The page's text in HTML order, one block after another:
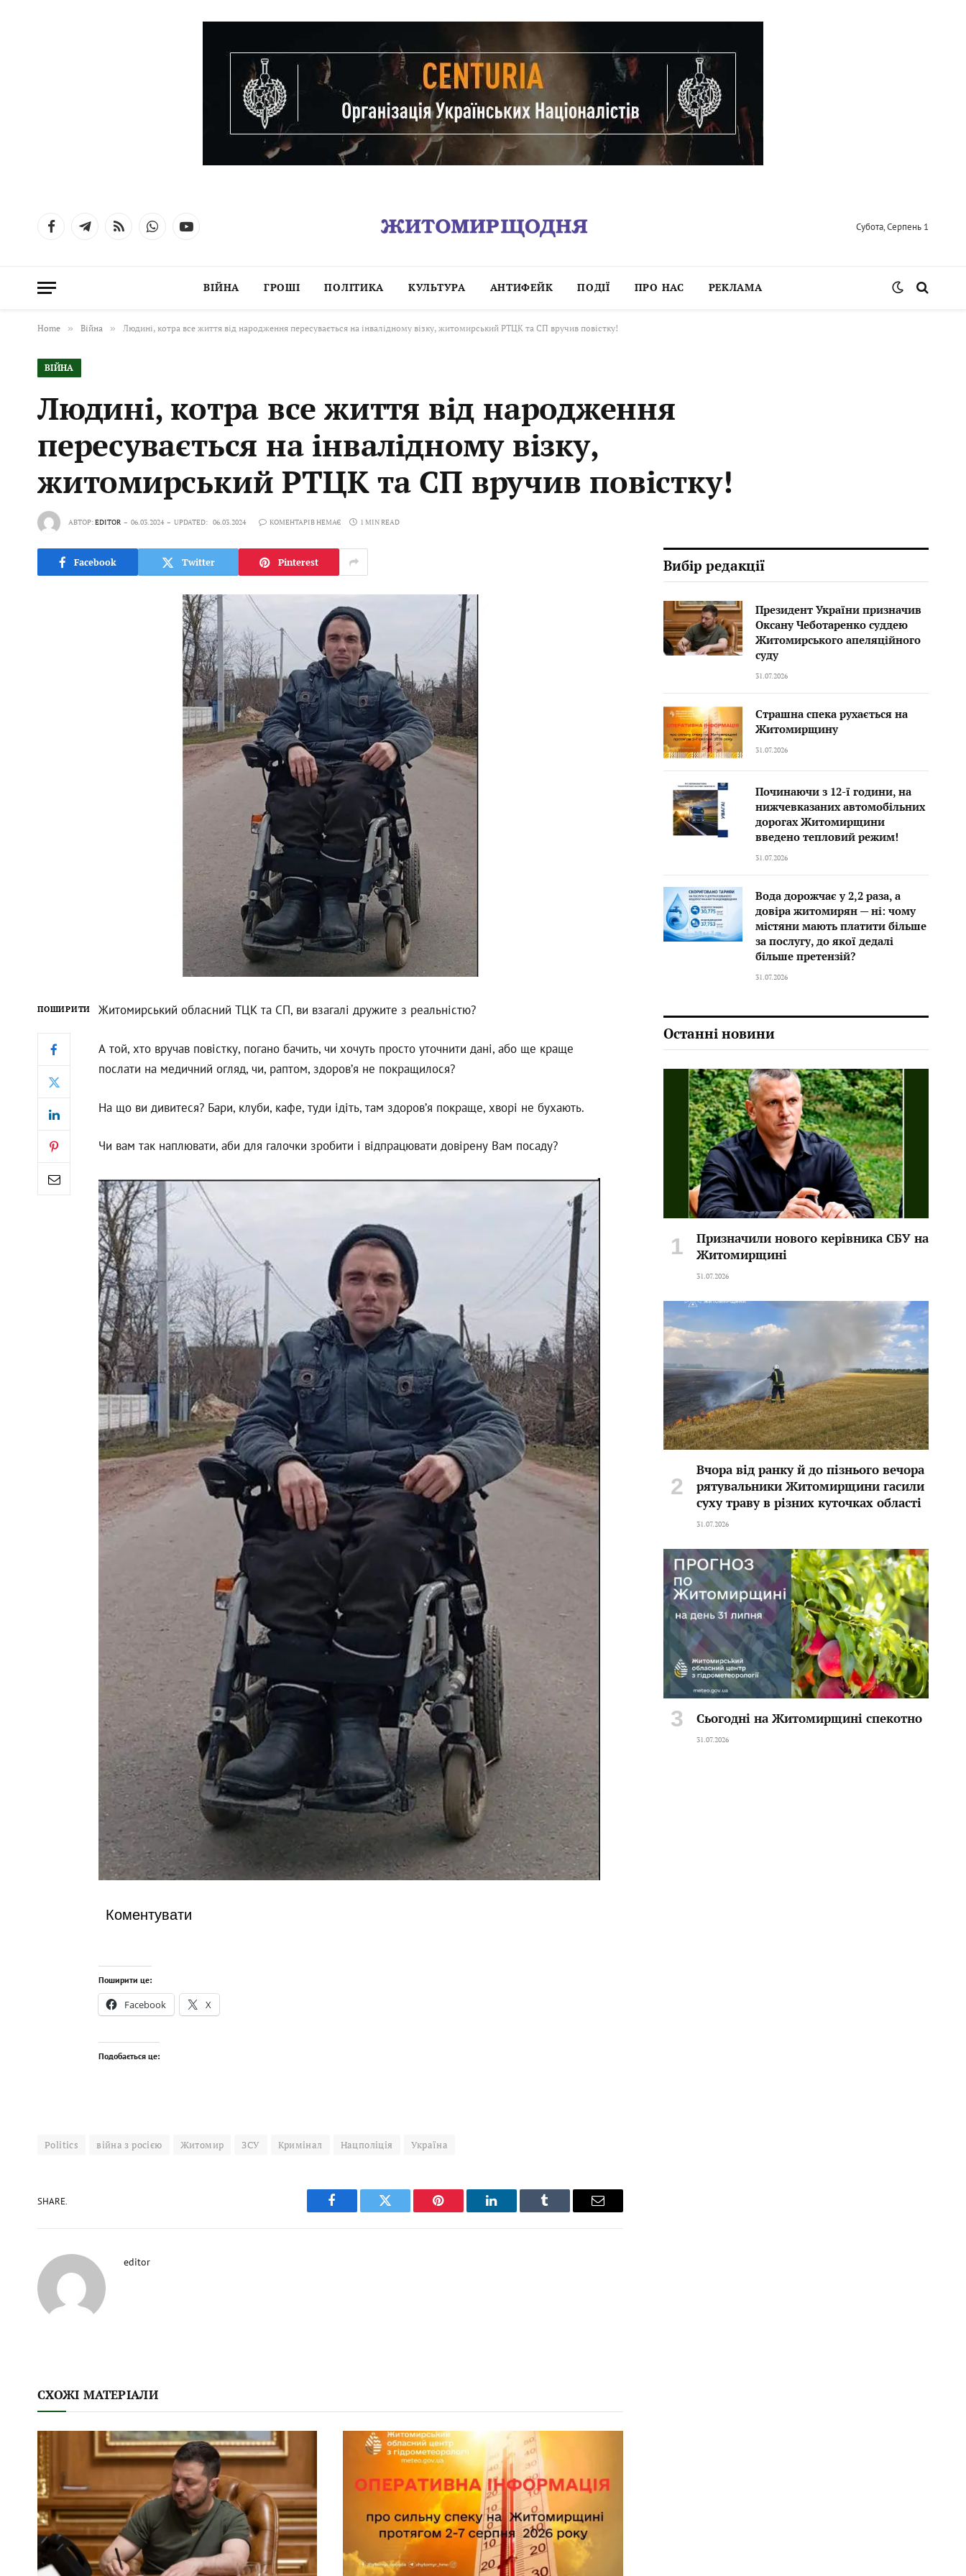
FacebookTelegramRSS WhatsAppYouTube Субота, Серпень 1
ВІЙНА ГРОШІ ПОЛІТИКА КУЛЬТУРА АНТИФЕЙК ПОДІЇ ПРО НАС РЕКЛАМА
Home » Війна » Людині, котра все життя від народження пересувається на інвалідному візку, житомирський РТЦК та СП вручив повістку!
ВІЙНА
Людині, котра все життя від народження
пересувається на інвалідному візку,
житомирський РТЦК та СП вручив повістку!
АВТОР:EDITOR 06.03.2024 UPDATED: 06.03.2024 КОМЕНТАРІВ НЕМАЄ 1 MIN READ
Facebook Twitter Pinterest
ПОШИРИТИ Житомирський обласний ТЦК та СП, ви взагалі дружите з реальністю?
А той, хто вручав повістку, погано бачить, чи хочуть просто уточнити дані, або ще краще
послати на медичний огляд, чи, раптом, здоров’я не покращилося?
На що ви дивитеся? Бари, клуби, кафе, туди ідіть, там здоров’я покраще, хворі не бухають.
Чи вам так наплювати, аби для галочки зробити і відпрацювати довірену Вам посаду?
Коментувати
Поширити це:
Facebook X
Подобається це:
Politics війна з росією Житомир ЗСУ Кримінал Нацполіція Україна
SHARE.
Facebook Twitter Pinterest LinkedIn Tumblr Email
editor
СХОЖІ МАТЕРІАЛИ
Вибір редакції
Президент України призначив
Оксану Чеботаренко суддею
Житомирського апеляційного
суду
31.07.2026
Страшна спека рухається на
Житомирщину
31.07.2026
Починаючи з 12-ї години, на
нижчевказаних автомобільних
дорогах Житомирщини
введено тепловий режим!
31.07.2026
Вода дорожчає у 2,2 раза, а
довіра житомирян — ні: чому
містяни мають платити більше
за послугу, до якої дедалі
більше претензій?
31.07.2026
Останні новини
Призначили нового керівника СБУ на
Житомирщині
31.07.2026
Вчора від ранку й до пізнього вечора
рятувальники Житомирщини гасили
суху траву в різних куточках області
31.07.2026
Сьогодні на Житомирщині спекотно
31.07.2026